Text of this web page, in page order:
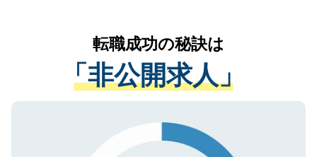
は、個人情報の取り扱いについての厳密な
管理基準を満たした事業者のみに付与され
る、プライバシーマークを取得済みです。
で、機密保持に関してもご安心ください。
かがいして、現在の医療機関の状況や紹介
経験をまじえながら、適切なアドバイスを
させていただきます。すぐにご転職をされ
ない方には、長期的なサポートが可能です
ので、まずはご登録ください。
転職成功の秘訣は
「非公開求人」